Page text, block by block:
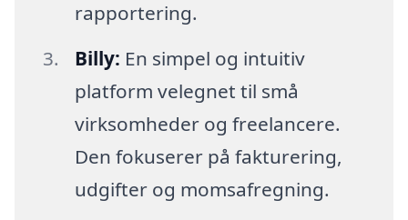
rapportering.
Billy: En simpel og intuitiv
platform velegnet til små
virksomheder og freelancere.
Den fokuserer på fakturering,
udgifter og momsafregning.